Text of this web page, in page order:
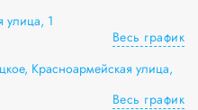
1
Весь график
Красноармейская улица,
Весь график